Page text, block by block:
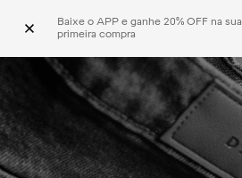
Baixe o APP e ganhe 20% OFF na sua
primeira compra